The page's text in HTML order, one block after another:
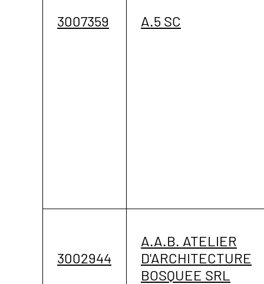
3007359 A.5 SC
3002944
A.A.B. ATELIER
D'ARCHITECTURE
BOSQUEE SRL